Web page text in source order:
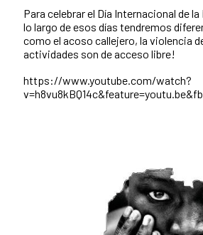
Para celebrar el Día Internacional de
lo largo de esos días tendremos
como el acoso callejero, la violencia
actividades son de acceso libre!
https://www.youtube.com/watch?